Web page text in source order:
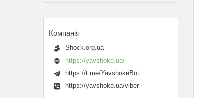
Shock.org.ua
https://yavshoke.ua/
https://t.me/YavshokeBot
https://yavshoke.ua/viber